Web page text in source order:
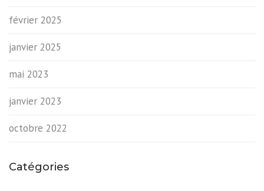
février 2025
janvier 2025
mai 2023
janvier 2023
octobre 2022
Catégories